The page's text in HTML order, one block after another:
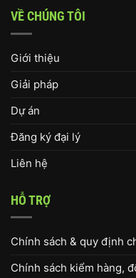
VỀ CHÚNG TÔI
Giới thiệu
Giải pháp
Dự án
Đăng ký đại lý
Liên hệ
HỖ TRỢ
Chính sách & quy định
Chính sách kiểm hàng,